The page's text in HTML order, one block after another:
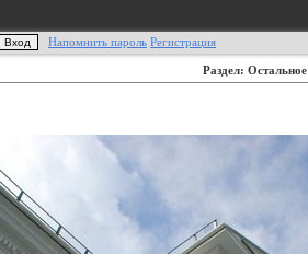
Напомнить пароль Регистрация
Раздел: Остальное